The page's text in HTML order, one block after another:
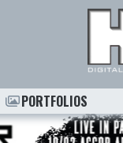
PORTFOLIOS